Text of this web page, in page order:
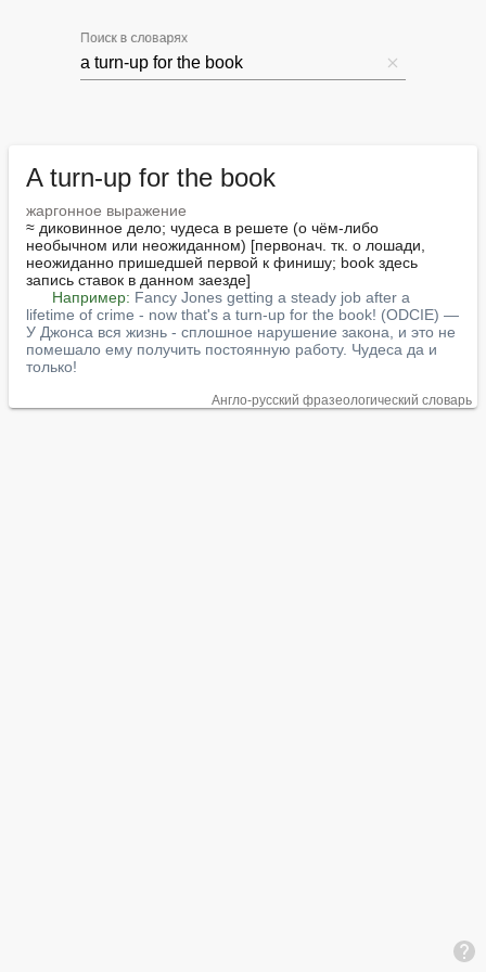
Поиск в словарях
A turn-up for the book
жаргонное выражение
≈ диковинное дело; чудеса в решете (о чём-либо
необычном или неожиданном) [первонач. тк. о лошади,
неожиданно пришедшей первой к финишу; book здесь
запись ставок в данном заезде]
Например: Fancy Jones getting a steady job after a
lifetime of crime - now that's a turn-up for the book! (ODCIE) —
У Джонса вся жизнь - сплошное нарушение закона, и это не
помешало ему получить постоянную работу. Чудеса да и
только!
Англо-русский фразеологический словарь